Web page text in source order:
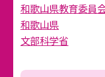
和歌山県教育委員
和歌山県
文部科学省